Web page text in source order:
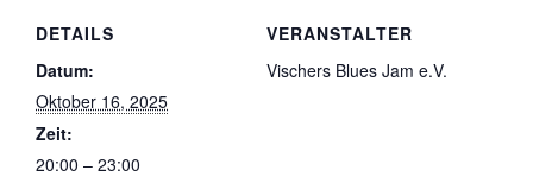
DETAILS
Datum:
Oktober 16, 2025
Zeit:
20:00 – 23:00
VERANSTALTER
Vischers Blues Jam e.V.